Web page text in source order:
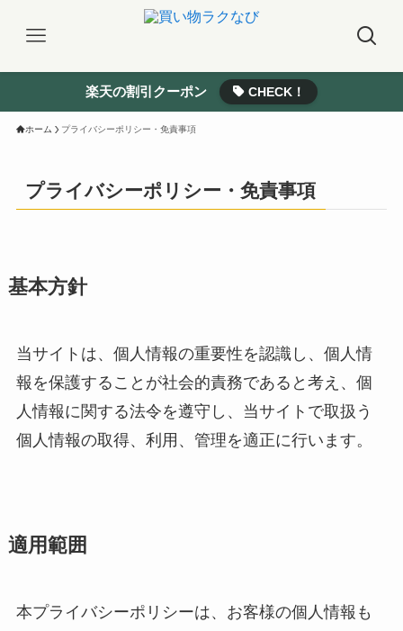
楽天の割引クーポン CHECK！
ホーム プライバシーポリシー・免責事項
プライバシーポリシー・免責事項
基本方針
当サイトは、個人情報の重要性を認識し、個人情
報を保護することが社会的責務であると考え、個
人情報に関する法令を遵守し、当サイトで取扱う
個人情報の取得、利用、管理を適正に行います。
適用範囲
本プライバシーポリシーは、お客様の個人情報も